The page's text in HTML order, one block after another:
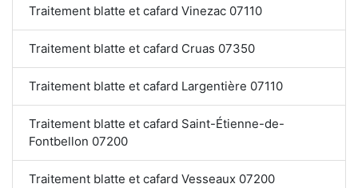
Traitement blatte et cafard Vinezac 07110
Traitement blatte et cafard Cruas 07350
Traitement blatte et cafard Largentière 07110
Traitement blatte et cafard Saint-Étienne-de-
Fontbellon 07200
Traitement blatte et cafard Vesseaux 07200